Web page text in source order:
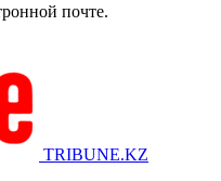
почте.
TRIBUNE.KZ